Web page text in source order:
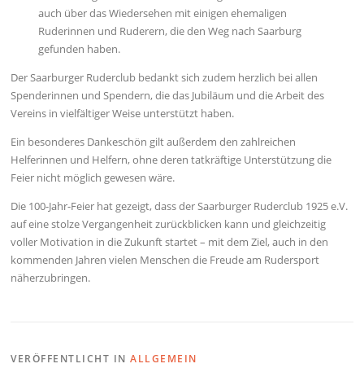
auch über das Wiedersehen mit einigen ehemaligen
Ruderinnen und Ruderern, die den Weg nach Saarburg
gefunden haben.
Der Saarburger Ruderclub bedankt sich zudem herzlich bei allen
Spenderinnen und Spendern, die das Jubiläum und die Arbeit des
Vereins in vielfältiger Weise unterstützt haben.
Ein besonderes Dankeschön gilt außerdem den zahlreichen
Helferinnen und Helfern, ohne deren tatkräftige Unterstützung die
Feier nicht möglich gewesen wäre.
Die 100-Jahr-Feier hat gezeigt, dass der Saarburger Ruderclub 1925 e.V.
auf eine stolze Vergangenheit zurückblicken kann und gleichzeitig
voller Motivation in die Zukunft startet – mit dem Ziel, auch in den
kommenden Jahren vielen Menschen die Freude am Rudersport
näherzubringen.
VERÖFFENTLICHT INALLGEMEIN